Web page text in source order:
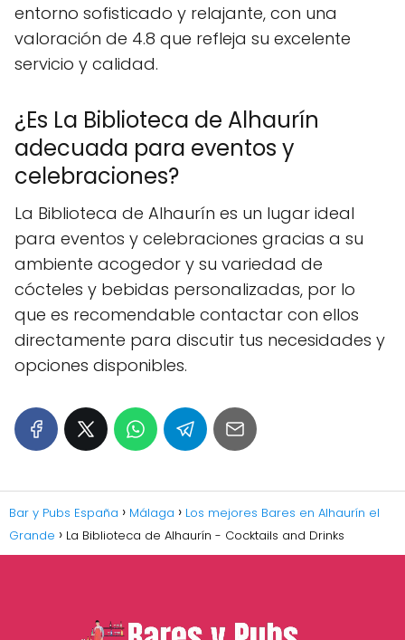
entorno sofisticado y relajante, con una
valoración de 4.8 que refleja su excelente
servicio y calidad.
¿Es La Biblioteca de Alhaurín
adecuada para eventos y
celebraciones?
La Biblioteca de Alhaurín es un lugar ideal
para eventos y celebraciones gracias a su
ambiente acogedor y su variedad de
cócteles y bebidas personalizadas, por lo
que es recomendable contactar con ellos
directamente para discutir tus necesidades y
opciones disponibles.
Bar y Pubs España Málaga
Los mejores Bares en Alhaurín el
Grande
La Biblioteca de Alhaurín - Cocktails and Drinks